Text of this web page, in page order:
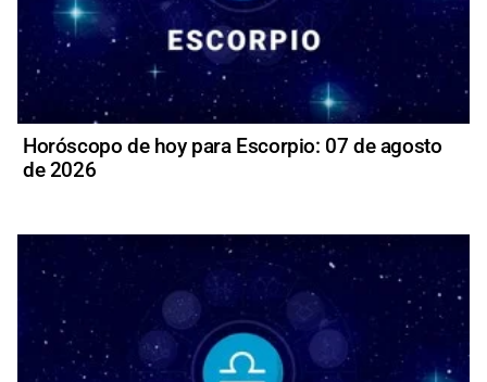
Horóscopo de hoy para Escorpio: 07 de agosto
de 2026